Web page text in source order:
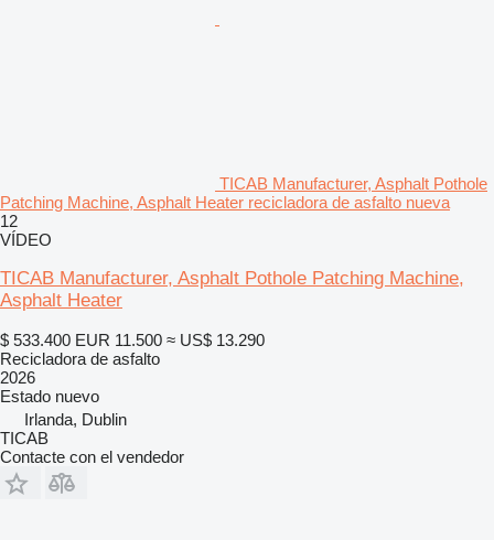
TICAB Manufacturer, Asphalt Pothole
Patching Machine, Asphalt Heater recicladora de asfalto nueva
12
VÍDEO
TICAB Manufacturer, Asphalt Pothole Patching Machine,
Asphalt Heater
$ 533.400 EUR 11.500 ≈ US$ 13.290
Recicladora de asfalto
2026
Estado nuevo
Irlanda, Dublin
TICAB
Contacte con el vendedor